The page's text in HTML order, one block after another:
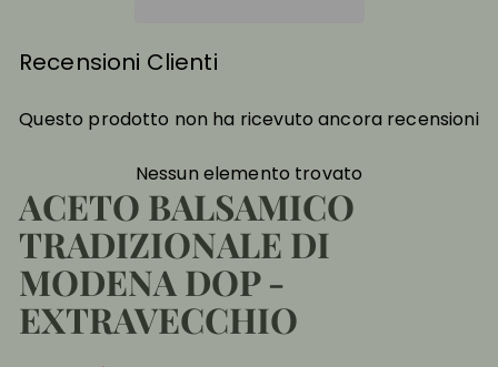
Recensioni Clienti
Questo prodotto non ha ricevuto ancora recensioni
Nessun elemento trovato
ACETO BALSAMICO
TRADIZIONALE DI
MODENA DOP -
EXTRAVECCHIO